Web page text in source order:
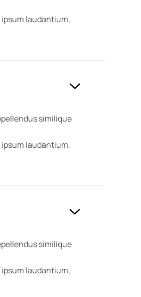
laudantium,
similique
laudantium,
similique
laudantium,